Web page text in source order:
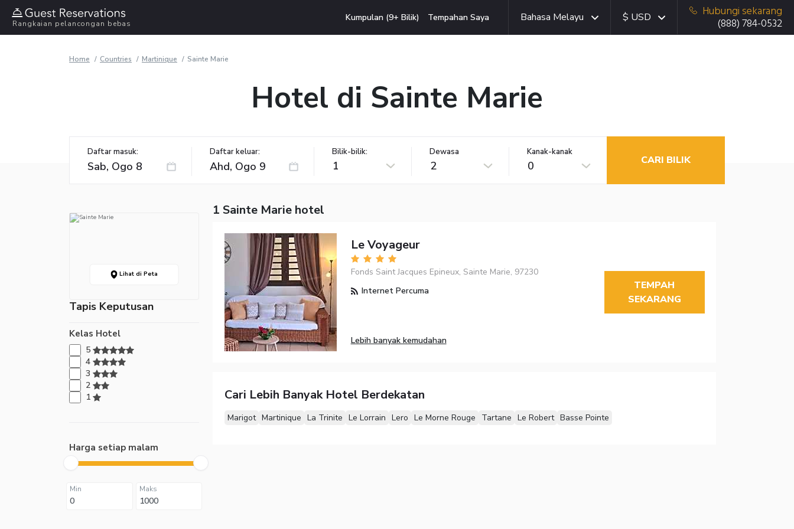
Rangkaian pelancongan bebas
Kumpulan (9+ Bilik) Tempahan Saya Bahasa Melayu $ USD
Hubungi sekarang
(888) 784-0532
Home Countries Martinique Sainte Marie
Hotel di Sainte Marie
Daftar masuk: Daftar keluar: Bilik-bilik:
1
Dewasa
2
Kanak-kanak
0 CARI BILIK
Lihat di Peta
Tapis Keputusan
Kelas Hotel
5
4
3
2
1
Harga setiap malam
Min Maks
1 Sainte Marie hotel
Le Voyageur
Fonds Saint Jacques Epineux, Sainte Marie, 97230
Internet Percuma
Lebih banyak kemudahan
TEMPAH
SEKARANG
Cari Lebih Banyak Hotel Berdekatan
Marigot Martinique La Trinite Le Lorrain Lero Le Morne Rouge Tartane Le Robert Basse Pointe